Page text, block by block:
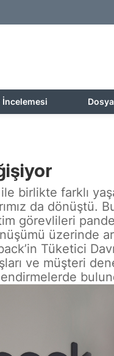
İncelemesi Dosya
birlikte farklı
da dönüştü.
görevlileri
üzerinde
Tüketici
ve müşteri